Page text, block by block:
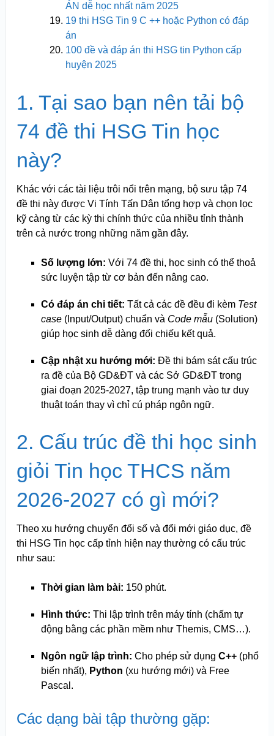
ÁN dễ học nhất năm 2025
19 thi HSG Tin 9 C ++ hoặc Python có đáp
án
100 đề và đáp án thi HSG tin Python cấp
huyện 2025
1. Tại sao bạn nên tải bộ
74 đề thi HSG Tin học
này?
Khác với các tài liệu trôi nổi trên mạng, bộ sưu tập 74
đề thi này được Vi Tính Tấn Dân tổng hợp và chọn lọc
kỹ càng từ các kỳ thi chính thức của nhiều tỉnh thành
trên cả nước trong những năm gần đây.
Số lượng lớn: Với 74 đề thi, học sinh có thể thoả
sức luyện tập từ cơ bản đến nâng cao.
Có đáp án chi tiết: Tất cả các đề đều đi kèm Test
case(Input/Output) chuẩn và Code mẫu(Solution)
giúp học sinh dễ dàng đối chiếu kết quả.
Cập nhật xu hướng mới: Đề thi bám sát cấu trúc
ra đề của Bộ GD&ĐT và các Sở GD&ĐT trong
giai đoạn 2025-2027, tập trung mạnh vào tư duy
thuật toán thay vì chỉ cú pháp ngôn ngữ.
2. Cấu trúc đề thi học sinh
giỏi Tin học THCS năm
2026-2027 có gì mới?
Theo xu hướng chuyển đổi số và đổi mới giáo dục, đề
thi HSG Tin học cấp tỉnh hiện nay thường có cấu trúc
như sau:
Thời gian làm bài: 150 phút.
Hình thức: Thi lập trình trên máy tính (chấm tự
động bằng các phần mềm như Themis, CMS…).
Ngôn ngữ lập trình: Cho phép sử dụng C++(phổ
biến nhất), Python (xu hướng mới) và Free
Pascal.
Các dạng bài tập thường gặp: